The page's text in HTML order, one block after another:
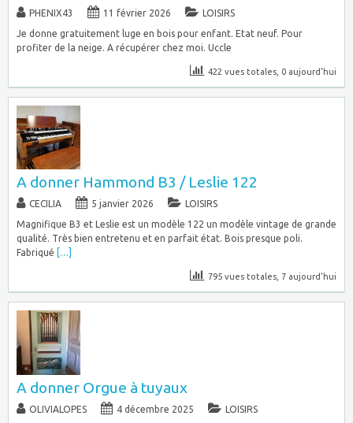
PHENIX43 11 février 2026
LOISIRS
Je donne gratuitement luge en bois pour enfant. Etat neuf. Pour
profiter de la neige. A récupérer chez moi. Uccle
422 vues totales, 0 aujourd'hui
A donner Hammond B3 / Leslie 122
CECILIA 5 janvier 2026
LOISIRS
Magnifique B3 et Leslie est un modèle 122 un modèle vintage de grande
qualité. Très bien entretenu et en parfait état. Bois presque poli.
Fabriqué
[…]
795 vues totales, 7 aujourd'hui
A donner Orgue à tuyaux
OLIVIALOPES 4 décembre 2025
LOISIRS